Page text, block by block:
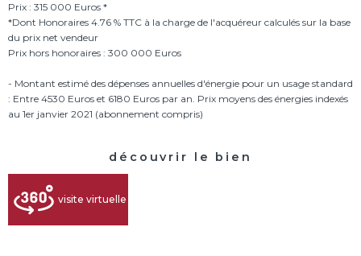
Prix : 315 000 Euros *
*Dont Honoraires 4.76 % TTC à la charge de l'acquéreur calculés sur la base
du prix net vendeur
Prix hors honoraires : 300 000 Euros
- Montant estimé des dépenses annuelles d'énergie pour un usage standard
: Entre 4530 Euros et 6180 Euros par an. Prix moyens des énergies indexés
découvrir le bien
visite virtuelle